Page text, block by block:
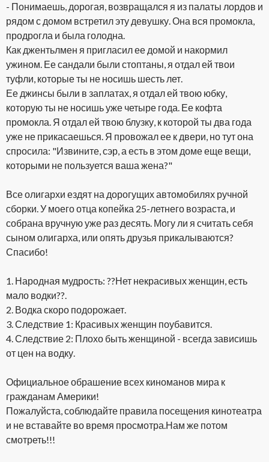
- Понимаешь, дорогая, возвращался я из палаты лордов и
рядом с домом встретил эту девушку. Она вся промокла,
продрогла и была голодна.
Как джентьлмен я пригласил ее домой и накормил
ужином. Ее сандали были стоптаны, я отдал ей твои
туфли, которые ты не носишь шесть лет.
Ее джинсы были в заплатах, я отдал ей твою юбку,
которую ты не носишь уже четыре года. Ее кофта
промокла. Я отдал ей твою блузку, к которой ты два года
уже не прикасаешься. Я провожал ее к двери, но тут она
спросила: "Извините, сэр, а есть в этом доме еще вещи,
которыми не пользуется ваша жена?"
Все олигархи ездят на дорогущих автомобилях ручной
сборки. У моего отца копейка 25-летнего возраста, и
собрана вручную уже раз десять. Могу ли я считать себя
сыном олигарха, или опять друзья прикалываются?
Спасибо!
1. Народная мудрость: ??Нет некрасивых женщин, есть
мало водки??.
2. Водка скоро подорожает.
3. Следствие 1: Красивых женщин поубавится.
4. Следствие 2: Плохо быть женщиной - всегда зависишь
от цен на водку.
Официальное обрашение всех киноманов мира к
гражданам Америки!
Пожалуйста, соблюдайте правила посещения кинотеатра
и не вставайте во время просмотра.Нам же потом
смотреть!!!